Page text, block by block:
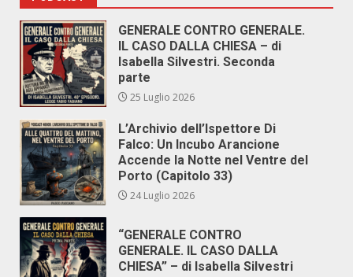
GENERALE CONTRO GENERALE.
IL CASO DALLA CHIESA – di
Isabella Silvestri. Seconda
parte
25 Luglio 2026
L’Archivio dell’Ispettore Di
Falco: Un Incubo Arancione
Accende la Notte nel Ventre del
Porto (Capitolo 33)
24 Luglio 2026
“GENERALE CONTRO
GENERALE. IL CASO DALLA
CHIESA” – di Isabella Silvestri